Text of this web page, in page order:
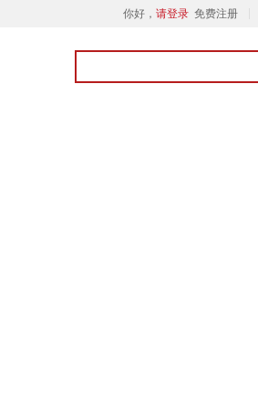
你好， 请登录 免费注册